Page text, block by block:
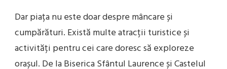
Dar piața nu este doar despre mâncare și
cumpărături. Există multe atracții turistice și
activități pentru cei care doresc să exploreze
orașul. De la Biserica Sfântul Laurence și Castelul